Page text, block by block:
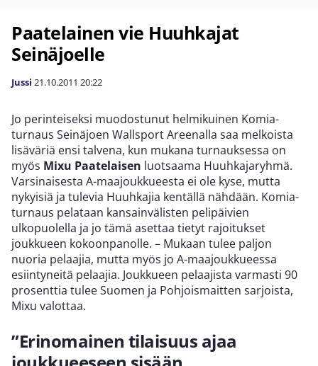
Paatelainen vie Huuhkajat
Seinäjoelle
Jussi 21.10.2011 20:22
Jo perinteiseksi muodostunut helmikuinen Komia-
turnaus Seinäjoen Wallsport Areenalla saa melkoista
lisäväriä ensi talvena, kun mukana turnauksessa on
myös Mixu Paatelaisen luotsaama Huuhkajaryhmä.
Varsinaisesta A-maajoukkueesta ei ole kyse, mutta
nykyisiä ja tulevia Huuhkajia kentällä nähdään. Komia-
turnaus pelataan kansainvälisten pelipäivien
ulkopuolella ja jo tämä asettaa tietyt rajoitukset
joukkueen kokoonpanolle. – Mukaan tulee paljon
nuoria pelaajia, mutta myös jo A-maajoukkueessa
esiintyneitä pelaajia. Joukkueen pelaajista varmasti 90
prosenttia tulee Suomen ja Pohjoismaitten sarjoista,
Mixu valottaa.
”Erinomainen tilaisuus ajaa